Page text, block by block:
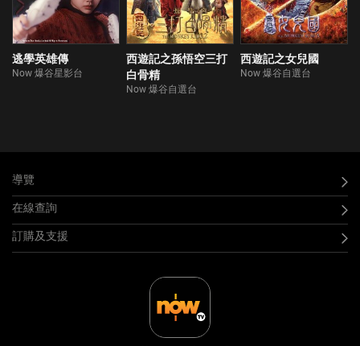
逃學英雄傳
Now 爆谷星影台
西遊記之孫悟空三打
白骨精
Now 爆谷自選台
西遊記之女兒國
Now 爆谷自選台
導覽
在線查詢
訂購及支援